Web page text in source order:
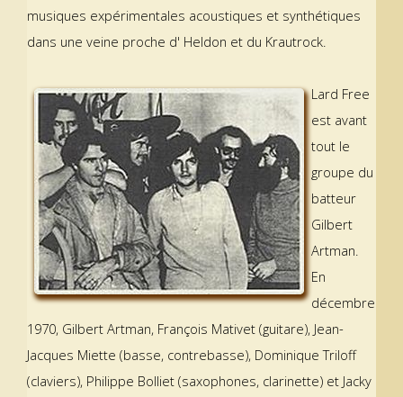
musiques expérimentales acoustiques et synthétiques
dans une veine proche d' Heldon et du Krautrock.
Lard Free
est avant
tout le
groupe du
batteur
Gilbert
Artman.
En
décembre
1970, Gilbert Artman, François Mativet (guitare), Jean-
Jacques Miette (basse, contrebasse), Dominique Triloff
(claviers), Philippe Bolliet (saxophones, clarinette) et Jacky